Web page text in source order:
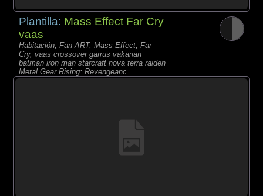
Plantilla: Mass Effect Far Cry
vaas
Habitación, Fan ART, Mass Effect, Far
Cry, vaas crossover garrus vakarian
batman iron man starcraft nova terra raiden
Metal Gear Rising: Revengeanc